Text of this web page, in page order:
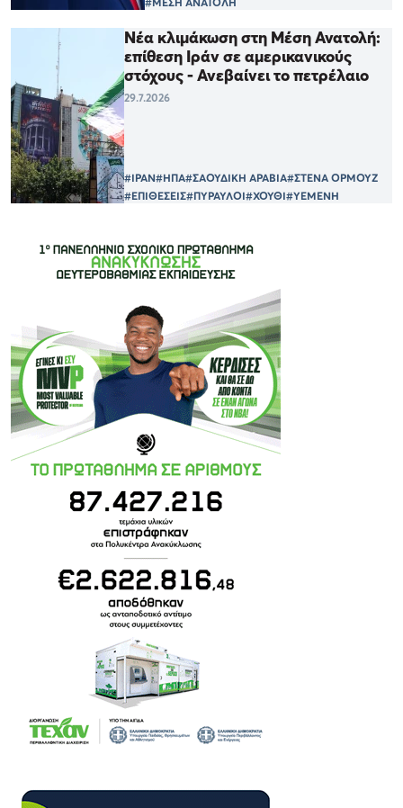
Νέα κλιμάκωση στη Μέση Ανατολή:
επίθεση Ιράν σε αμερικανικούς
στόχους - Ανεβαίνει το πετρέλαιο
29.7.2026
#ΙΡΑΝ#ΗΠΑ#ΣΑΟΥΔΙΚΗ ΑΡΑΒΙΑ#ΣΤΕΝΑ ΟΡΜΟΥΖ
#ΕΠΙΘΕΣΕΙΣ#ΠΥΡΑΥΛΟΙ#ΧΟΥΘΙ#ΥΕΜΕΝΗ